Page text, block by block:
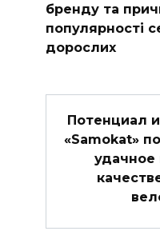
бренду та
популярності
дорослих
Потенциал
«Samokat»
удачное